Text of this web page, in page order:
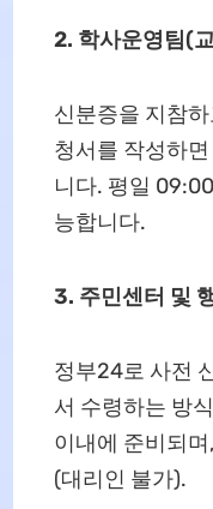
2. 학사운영팀(
신분증을 지참
청서를 작성하
니다. 평일
능합니다.
3. 주민센터 및
정부24로 사전
서 수령하는 방
이내에 준비되
(대리인 불가).